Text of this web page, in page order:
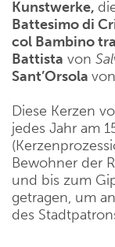
Kunstwerke,
Battesimo di
col Bambino
Battista von
Sant’Orsola
Diese Kerzen
jedes Jahr am
Bewohner der
und bis zum
getragen, um
des